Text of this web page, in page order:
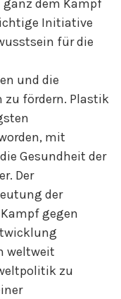
dem Kampf
Initiative
für die
und die
zu fördern. Plastik
mit
Gesundheit der
Der
der
gegen
weltweit
zu